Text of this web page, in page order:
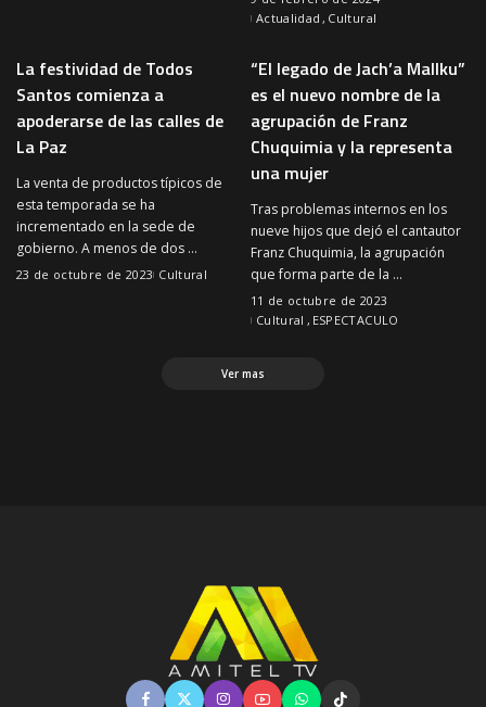
Actualidad Cultural
La festividad de Todos
Santos comienza a
apoderarse de las calles de
La Paz
La venta de productos típicos de
esta temporada se ha
incrementado en la sede de
gobierno. A menos de dos ...
23 de octubre de 2023 Cultural
“El legado de Jach’a Mallku”
es el nuevo nombre de la
agrupación de Franz
Chuquimia y la representa
una mujer
Tras problemas internos en los
nueve hijos que dejó el cantautor
Franz Chuquimia, la agrupación
que forma parte de la ...
11 de octubre de 2023
Cultural
ESPECTACULO
Ver mas